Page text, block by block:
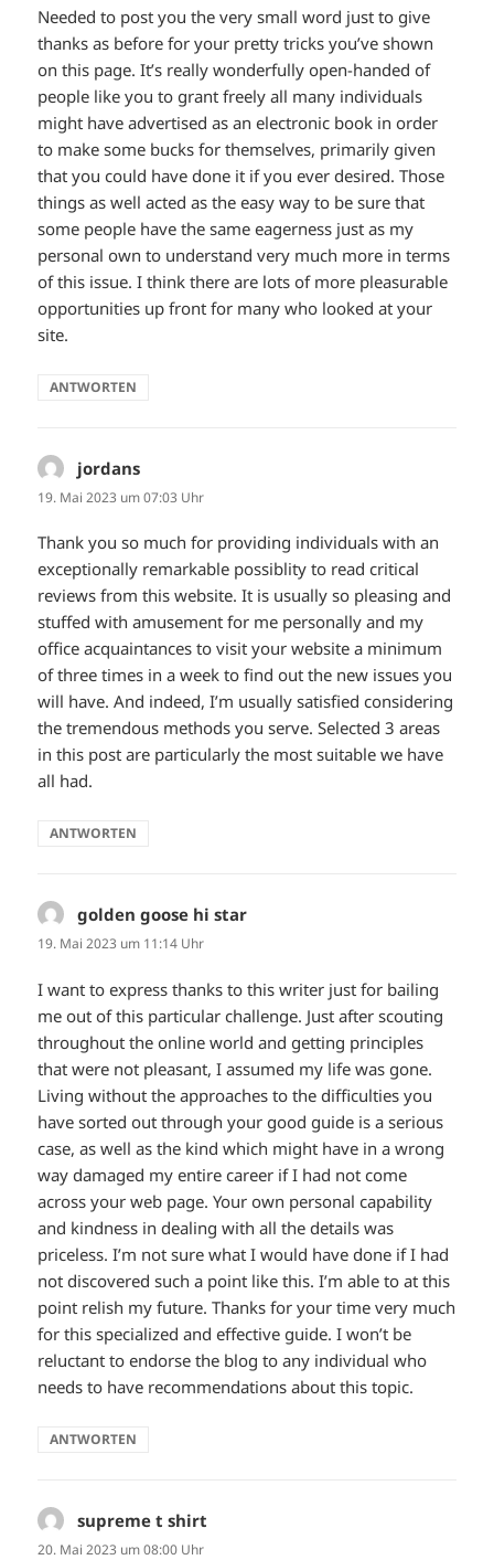
Needed to post you the very small word just to give
thanks as before for your pretty tricks you’ve shown
on this page. It’s really wonderfully open-handed of
people like you to grant freely all many individuals
might have advertised as an electronic book in order
to make some bucks for themselves, primarily given
that you could have done it if you ever desired. Those
things as well acted as the easy way to be sure that
some people have the same eagerness just as my
personal own to understand very much more in terms
of this issue. I think there are lots of more pleasurable
opportunities up front for many who looked at your
site.
ANTWORTEN
jordans
19. Mai 2023 um 07:03 Uhr
Thank you so much for providing individuals with an
exceptionally remarkable possiblity to read critical
reviews from this website. It is usually so pleasing and
stuffed with amusement for me personally and my
office acquaintances to visit your website a minimum
of three times in a week to find out the new issues you
will have. And indeed, I’m usually satisfied considering
the tremendous methods you serve. Selected 3 areas
in this post are particularly the most suitable we have
all had.
ANTWORTEN
golden goose hi star
19. Mai 2023 um 11:14 Uhr
I want to express thanks to this writer just for bailing
me out of this particular challenge. Just after scouting
throughout the online world and getting principles
that were not pleasant, I assumed my life was gone.
Living without the approaches to the difficulties you
have sorted out through your good guide is a serious
case, as well as the kind which might have in a wrong
way damaged my entire career if I had not come
across your web page. Your own personal capability
and kindness in dealing with all the details was
priceless. I’m not sure what I would have done if I had
not discovered such a point like this. I’m able to at this
point relish my future. Thanks for your time very much
for this specialized and effective guide. I won’t be
reluctant to endorse the blog to any individual who
needs to have recommendations about this topic.
ANTWORTEN
supreme t shirt
20. Mai 2023 um 08:00 Uhr